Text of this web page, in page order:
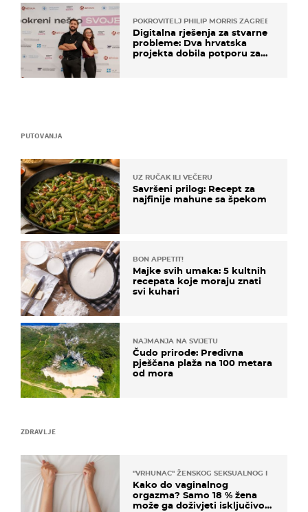
ZDRAVLJE
"VRHUNAC" ŽENSKOG SEKSUALNOG ISKUSTVA
Kako do vaginalnog
orgazma? Samo 18 % žena
može ga doživjeti isključivo
PUTOVANJA
UZ RUČAK ILI VEČERU
Savršeni prilog: Recept za
najfinije mahune sa špekom
BON APPETIT!
Majke svih umaka: 5 kultnih
recepata koje moraju znati
svi kuhari
NAJMANJA NA SVIJETU
Čudo prirode: Predivna
pješčana plaža na 100 metara
od mora
POKROVITELJ PHILIP MORRIS ZAGREB
Digitalna rješenja za stvarne
probleme: Dva hrvatska
projekta dobila potporu za